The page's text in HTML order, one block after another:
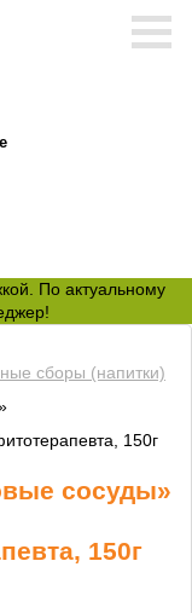
По актуальному
сборы (напитки)
150г
сосуды»
150г